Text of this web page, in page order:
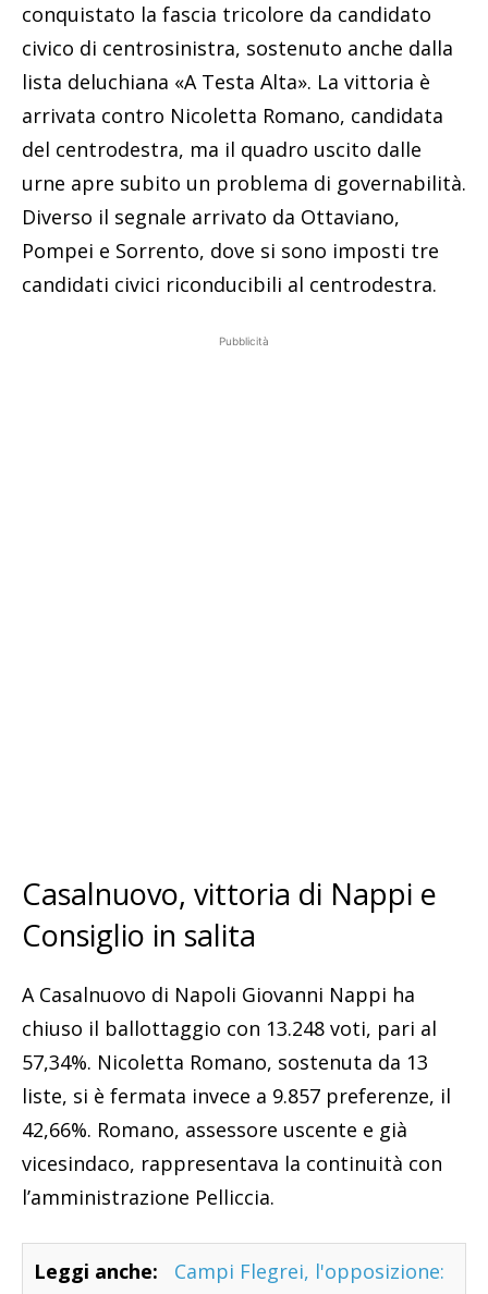
conquistato la fascia tricolore da candidato
civico di centrosinistra, sostenuto anche dalla
lista deluchiana «A Testa Alta». La vittoria è
arrivata contro Nicoletta Romano, candidata
del centrodestra, ma il quadro uscito dalle
urne apre subito un problema di governabilità.
Diverso il segnale arrivato da Ottaviano,
Pompei e Sorrento, dove si sono imposti tre
candidati civici riconducibili al centrodestra.
Pubblicità
Casalnuovo, vittoria di Nappi e
Consiglio in salita
A Casalnuovo di Napoli Giovanni Nappi ha
chiuso il ballottaggio con 13.248 voti, pari al
57,34%. Nicoletta Romano, sostenuta da 13
liste, si è fermata invece a 9.857 preferenze, il
42,66%. Romano, assessore uscente e già
vicesindaco, rappresentava la continuità con
l’amministrazione Pelliccia.
Leggi anche:
Campi Flegrei, l'opposizione: